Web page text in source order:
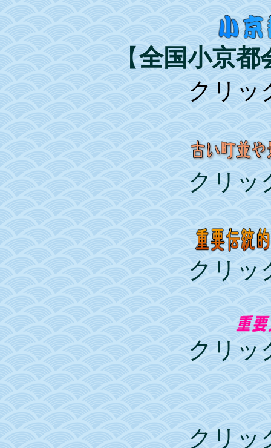
【全国小京都
クリッ
クリッ
クリッ
クリッ
クリッ